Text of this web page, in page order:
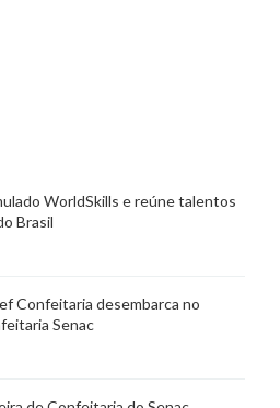
WorldSkills e reúne talentos
Brasil
Confeitaria desembarca no
Senac